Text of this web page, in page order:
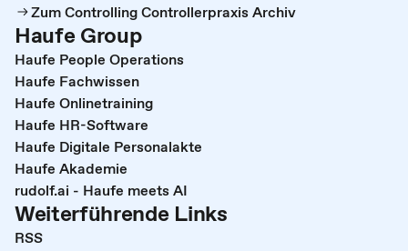
Zum Controlling Controllerpraxis Archiv
Haufe Group
Haufe People Operations
Haufe Fachwissen
Haufe Onlinetraining
Haufe HR-Software
Haufe Digitale Personalakte
Haufe Akademie
rudolf.ai - Haufe meets AI
Weiterführende Links
RSS